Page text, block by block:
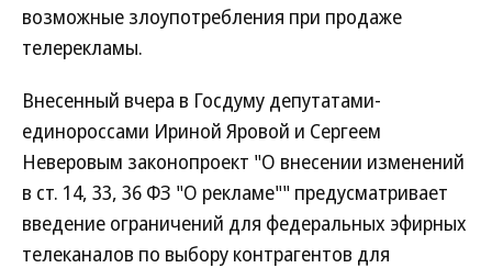
возможные злоупотребления при продаже
телерекламы.
Внесенный вчера в Госдуму депутатами-
единороссами Ириной Яровой и Сергеем
Неверовым законопроект "О внесении изменений
в ст. 14, 33, 36 ФЗ "О рекламе"" предусматривает
введение ограничений для федеральных эфирных
телеканалов по выбору контрагентов для